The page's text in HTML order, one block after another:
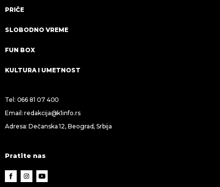
PRIČE
SLOBODNO VREME
FUN BOX
KULTURA I UMETNOST
Tel: 066 81 07 400
Email:redakcija@k1info.rs
Adresa: Dečanska 12, Beograd, Srbija
Pratite nas